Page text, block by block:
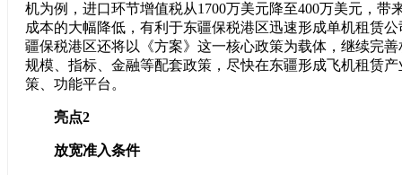
机为例，进口环节增值税从1700万美元降至400万美元，带
成本的大幅降低，有利于东疆保税港区迅速形成单机租赁
疆保税港区还将以《方案》这一核心政策为载体，继续完
规模、指标、金融等配套政策，尽快在东疆形成飞机租赁
策、功能平台。
亮点2
放宽准入条件